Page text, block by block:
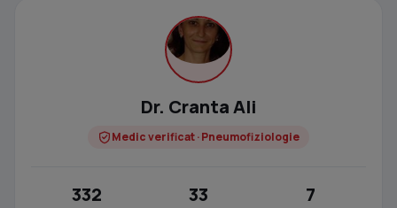
Dr. Cranta Ali
Medic verificat · Pneumofiziologie
332 33 7